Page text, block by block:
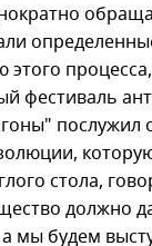
этого
фестиваль
послужил
стола,
должно
мы будем